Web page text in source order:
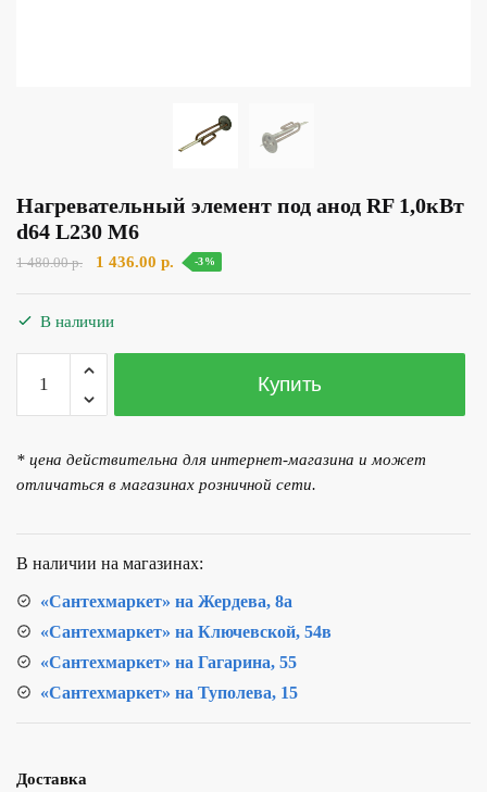
Нагревательный элемент под анод RF 1,0кВт
d64 L230 М6
1 480.00р.
Первоначальная
480.00 р..
1 436.00 р. Текущая
-3%
В наличии
Количество
товара
Нагревательный
под
анод
d64
L230
М6
Купить
* цена действительна для интернет-магазина и может
отличаться в магазинах розничной сети.
В наличии на магазинах:
«Сантехмаркет» на Жердева, 8а
«Сантехмаркет» на Ключевской, 54в
«Сантехмаркет» на Гагарина, 55
«Сантехмаркет» на Туполева, 15
Доставка